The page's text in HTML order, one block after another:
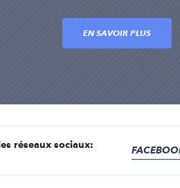
EN SAVOIR PLUS
réseaux sociaux: